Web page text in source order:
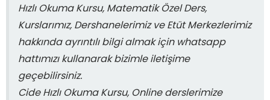
Hızlı Okuma Kursu, Matematik Özel Ders,
Kurslarımız, Dershanelerimiz ve Etüt Merkezlerimiz
hakkında ayrıntılı bilgi almak için whatsapp
hattımızı kullanarak bizimle iletişime
geçebilirsiniz.
Cide Hızlı Okuma Kursu, Online derslerimize